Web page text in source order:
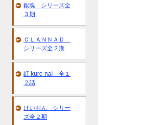
銀魂 シリーズ全
３期
ＣＬＡＮＮＡＤ
シリーズ全２期
紅 kure-nai 全１
２話
けいおん シリー
ズ全２期